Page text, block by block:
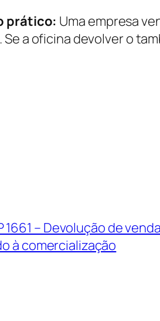
prático: Uma empresa
Se a oficina devolver o
1661 – Devolução de
à comercialização